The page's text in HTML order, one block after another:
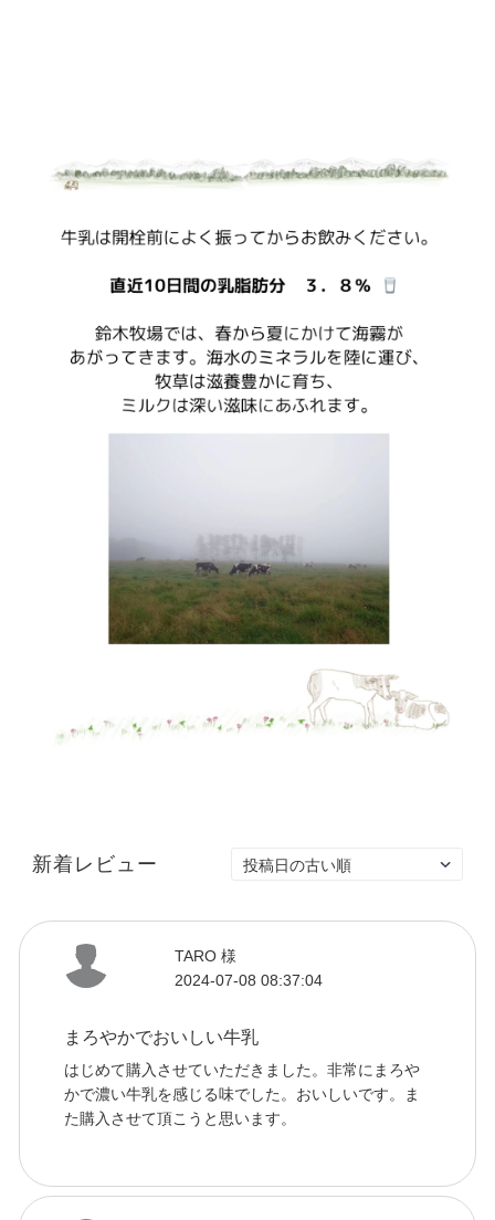
新着レビュー
TARO 様
2024-07-08 08:37:04
まろやかでおいしい牛乳
はじめて購入させていただきました。非常にまろや
かで濃い牛乳を感じる味でした。おいしいです。ま
た購入させて頂こうと思います。